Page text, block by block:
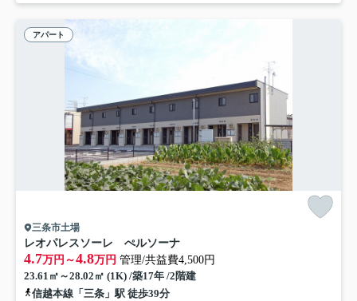
アパート
三条市土場
レオパレスソーレ ぺルソーナ
4.7万円～4.8万円 管理/共益費4,500円
23.61㎡～28.02㎡ (1K) /築17年 /2階建
信越本線「三条」駅 徒歩39分